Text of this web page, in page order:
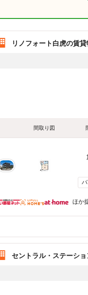
リノフォート白虎の賃貸
間取り図
ほか
セントラル・ステーシ